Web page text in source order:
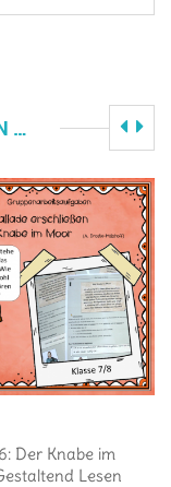
…
Der Knabe im
Lesen